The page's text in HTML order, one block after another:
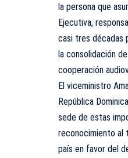
la persona que
Ejecutiva,
casi tres décadas
la consolidación
cooperación
El viceministro
República
sede de estas
reconocimiento al
país en favor del